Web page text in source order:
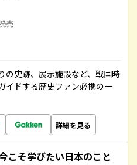
売
の史跡、展示施設など、戦国時
イドする歴史ファン必携の一
詳細を見る
こそ学びたい日本のこと